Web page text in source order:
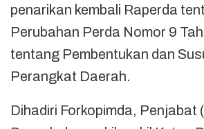
penarikan kembali Raperda
Perubahan Perda Nomor 9
tentang Pembentukan dan
Perangkat Daerah.
Dihadiri Forkopimda, Penjabat